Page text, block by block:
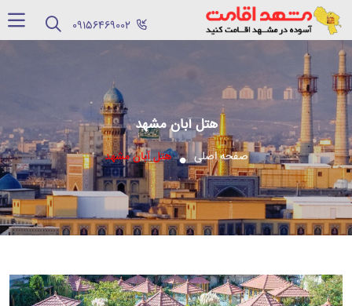
هتل آبان مشهد
صفحه اصلی هتل آبان مشهد